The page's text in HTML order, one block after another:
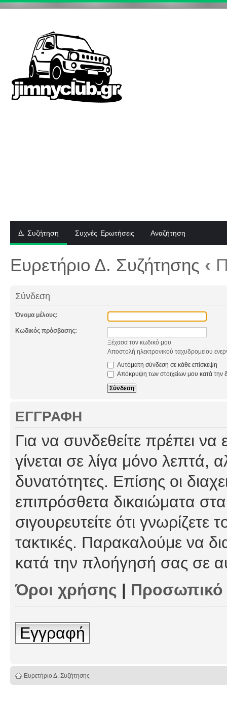
Δ. Συζήτηση Συχνές Ερωτήσεις Αναζήτηση
Ευρετήριο Δ. Συζήτησης ‹
Σύνδεση
Όνομα μέλους:
Κωδικός πρόσβασης:
Ξέχασα τον κωδικό μου
Αποστολή ηλεκτρονικού ταχυδρομείου
Αυτόματη σύνδεση σε κάθε επίσκεψη
Απόκρυψη των στοιχείων μου κατά την
ΕΓΓΡΑΦΉ
Για να συνδεθείτε πρέπει
γίνεται σε λίγα μόνο λεπτά,
δυνατότητες. Επίσης οι
επιπρόσθετα δικαιώματα
σιγουρευτείτε ότι γνωρίζετε
τακτικές. Παρακαλούμε να
κατά την πλοήγησή σας σε
Όροι χρήσης |
Εγγραφή
Ευρετήριο Δ. Συζήτησης